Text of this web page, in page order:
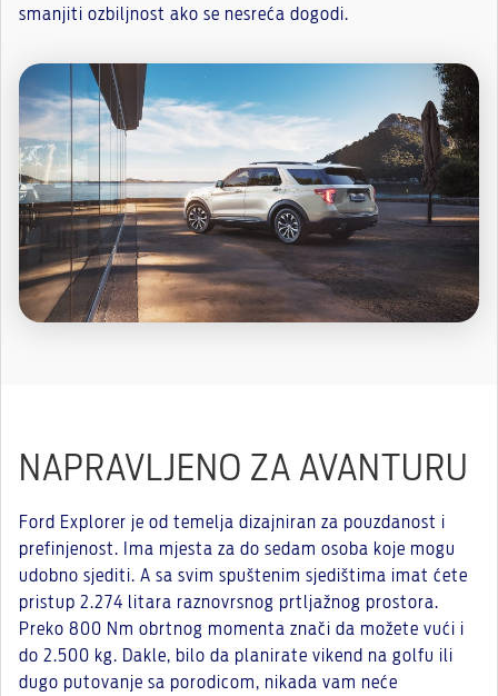
smanjiti ozbiljnost ako se nesreća dogodi.
NAPRAVLJENO ZA AVANTURU
Ford Explorer je od temelja dizajniran za pouzdanost i
prefinjenost. Ima mjesta za do sedam osoba koje mogu
udobno sjediti. A sa svim spuštenim sjedištima imat ćete
pristup 2.274 litara raznovrsnog prtljažnog prostora.
Preko 800 Nm obrtnog momenta znači da možete vući i
do 2.500 kg. Dakle, bilo da planirate vikend na golfu ili
dugo putovanje sa porodicom, nikada vam neće